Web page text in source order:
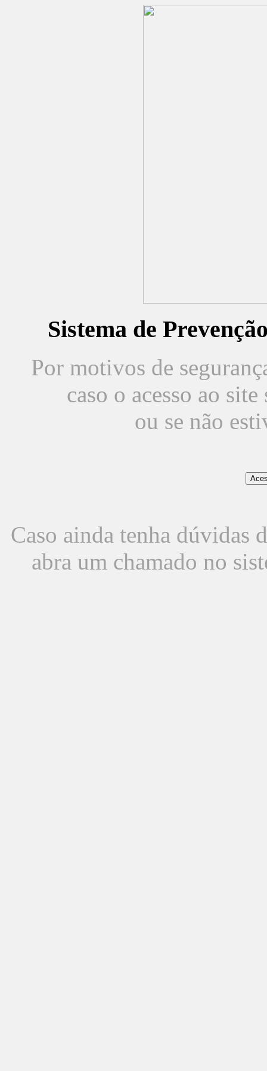
Sistema de
Por motivos de
caso o acesso ao
ou se não
Caso ainda tenha dúvidas
abra um chamado no